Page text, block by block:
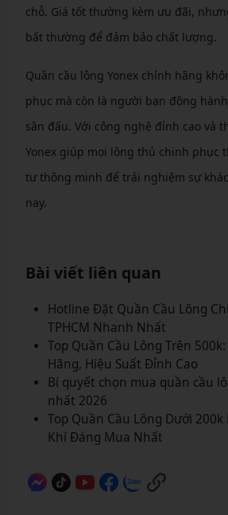
chỗ. Giá tốt thường kèm ưu đãi,
bất thường để đảm bảo chất lượng.
Quần cầu lông Yonex chính hãng
phục mà còn là người bạn đồng
sân đấu. Với công nghệ đỉnh cao và
Yonex giúp mọi lông thủ chinh phục
tư thông minh để trải nghiệm sự
nay.
Bài viết liên quan
Hotline Đặt Quần Cầu Lông
TPHCM Nhanh Nhất
Top Quần Cầu Lông Trên
Hãng, Hiệu Suất Đỉnh Cao
Bí quyết chọn mua quần cầu
nhất 2026
Top Quần Cầu Lông Dưới
Khí Đáng Mua Nhất